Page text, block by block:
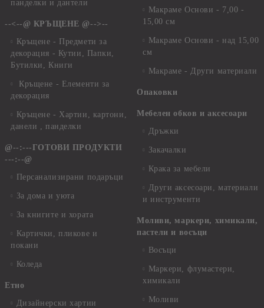
панделки и дантели
--<--@ КРЪЩЕНЕ @-->--
Кръщене - Предмети за
декорация - Кутии, Папки,
Бутилки, Книги
Кръщене - Елементи за
декорация
Кръщене - Хартии, картони,
данели , панделки
@--:---ГОТОВИ ПРОДУКТИ
---:--@
Персанализирани подаръци
За дома и уюта
За книгите и хората
Картички, пликове и
покани
Коледа
Етно
Дизайнерски хартии
Макраме Основи - 7,00 -
15,00 см
Макраме Основи - над 15,00
см
Макраме - Други материали
Опаковки
Мебелен обков и аксесоари
Дръжки
Закачалки
Крака за мебели
Други аксесоари, материали
и инструменти
Моливи, маркери, химикали,
пастели и восъци
Восъци
Маркери, флумастери,
химикали
Моливи